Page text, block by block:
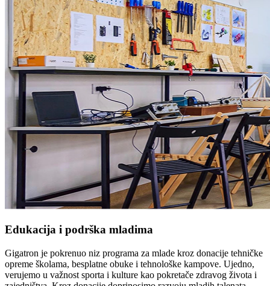
Edukacija i podrška mladima
Gigatron je pokrenuo niz programa za mlade kroz donacije tehničke
opreme školama, besplatne obuke i tehnološke kampove. Ujedno,
verujemo u važnost sporta i kulture kao pokretače zdravog života i